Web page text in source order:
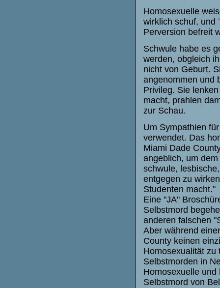
Homosexuelle
wirklich schuf, und
Perversion befreit
Schwule habe es
werden, obgleich
nicht von Geburt.
angenommen und
Privileg. Sie
macht, prahlen
zur Schau.
Um Sympathien
verwendet. Das
Miami Dade
angeblich, um
schwule,
entgegen zu
Studenten macht."
Eine "JA"
Selbstmord
anderen falschen
Aber während
County keinen
Homosexualität zu
Selbstmorden in
Homosexuelle
Selbstmord von